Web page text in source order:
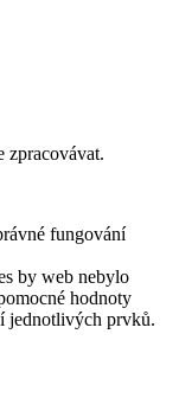
zpracovávat.
fungování
by web nebylo
hodnoty
jednotlivých prvků.